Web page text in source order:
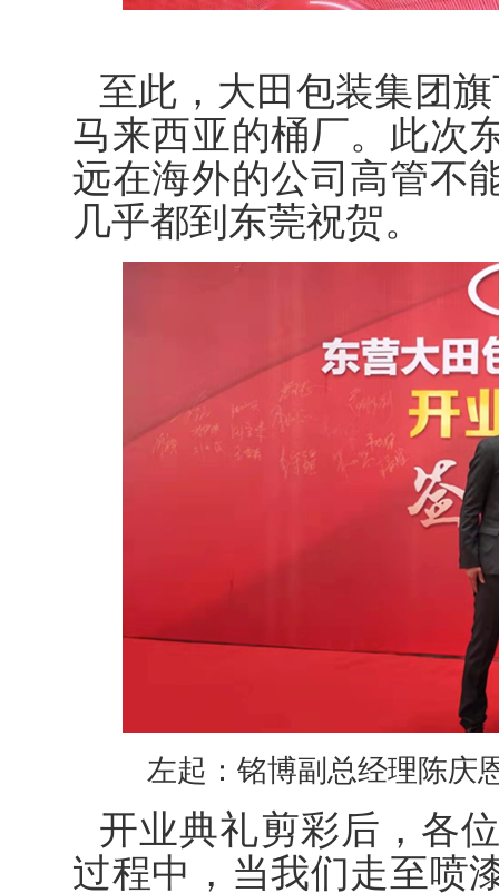
至此，大田包装集团
马来西亚的桶厂。此次
远在海外的公司高管不
几乎都到东莞祝贺。
左起：铭博副总经理陈庆
开业典礼剪彩后，各
过程中，当我们走至喷